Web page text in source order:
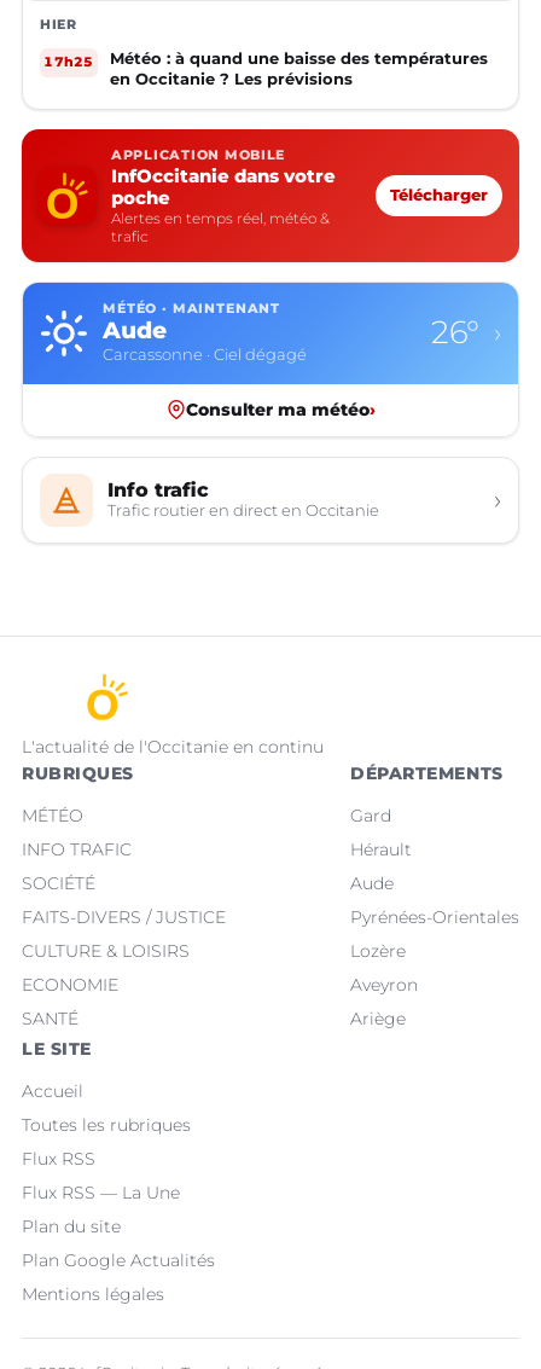
HIER
17h25
Météo : à quand une baisse des températures
en Occitanie ? Les prévisions
APPLICATION MOBILE
InfOccitanie dans votre
poche
Alertes en temps réel, météo &
trafic
Télécharger
MÉTÉO · MAINTENANT
Aude
Carcassonne · Ciel dégagé
26° ›
Consulter ma météo›
Info trafic
Trafic routier en direct en Occitanie ›
L'actualité de l'Occitanie en continu
RUBRIQUES
MÉTÉO
INFO TRAFIC
SOCIÉTÉ
FAITS-DIVERS / JUSTICE
CULTURE & LOISIRS
ECONOMIE
SANTÉ
DÉPARTEMENTS
Gard
Hérault
Aude
Pyrénées-Orientales
Lozère
Aveyron
Ariège
LE SITE
Accueil
Toutes les rubriques
Flux RSS
Flux RSS — La Une
Plan du site
Plan Google Actualités
Mentions légales